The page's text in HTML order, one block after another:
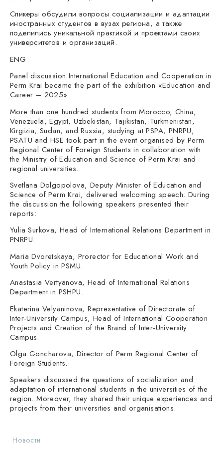
Спикеры обсудили вопросы социализации и адаптации
иностранных студентов в вузах региона, а также
поделились уникальной практикой и проектами своих
университетов и организаций.
ENG
Panel discussion International Education and Cooperation in
Perm Krai became the part of the exhibition «Education and
Career – 2025».
More than one hundred students from Morocco, China,
Venezuela, Egypt, Uzbekistan, Tajikistan, Turkmenistan,
Kirgizia, Sudan, and Russia, studying at PSPA, PNRPU,
PSATU and HSE took part in the event organised by Perm
Regional Center of Foreign Students in collaboration with
the Ministry of Education and Science of Perm Krai and
regional universities.
Svetlana Dolgopolova, Deputy Minister of Education and
Science of Perm Krai, delivered welcoming speech. During
the discussion the following speakers presented their
reports:
Yulia Surkova, Head of International Relations Department in
PNRPU.
Maria Dvoretskaya, Prorector for Educational Work and
Youth Policy in PSMU.
Anastasia Vertyanova, Head of International Relations
Department in PSHPU.
Ekaterina Velyaninova, Representative of Directorate of
Inter-University Campus, Head of International Cooperation
Projects and Creation of the Brand of Inter-University
Campus.
Olga Goncharova, Director of Perm Regional Center of
Foreign Students.
Speakers discussed the questions of socialization and
adaptation of international students in the universities of the
region. Moreover, they shared their unique experiences and
projects from their universities and organisations.
Новости